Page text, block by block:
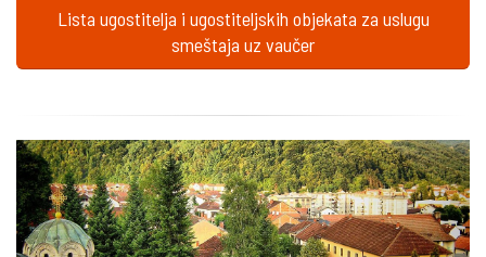
Lista ugostitelja i ugostiteljskih objekata za uslugu
smeštaja uz vaučer